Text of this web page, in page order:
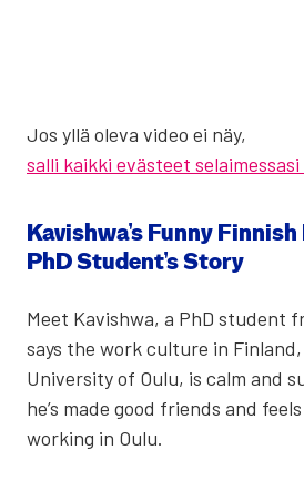
Jos yllä ole­va video ei näy,
salli kaikki evästeet
Kavishwa’s Fun­ny
PhD Student’s Sto­ry
Meet Kavishwa, a PhD stu­dent
says the work cul­tu­re in
Uni­ver­si­ty of Oulu, is calm and
he’s made good friends and
wor­king in Oulu.